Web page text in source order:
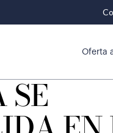
Oferta
SE